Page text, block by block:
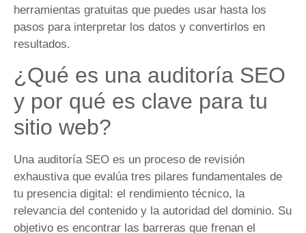
herramientas gratuitas que puedes usar hasta los
pasos para interpretar los datos y convertirlos en
resultados.
¿Qué es una auditoría SEO
y por qué es clave para tu
sitio web?
Una auditoría SEO es un proceso de revisión
exhaustiva que evalúa tres pilares fundamentales de
tu presencia digital: el rendimiento técnico, la
relevancia del contenido y la autoridad del dominio. Su
objetivo es encontrar las barreras que frenan el